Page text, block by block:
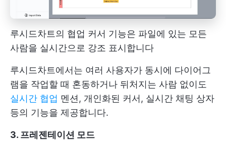
루시드차트의 협업 커서 기능은 파일에 있는 모든
사람을 실시간으로 강조 표시합니다
루시드차트에서는 여러 사용자가 동시에 다이어그
램을 작업할 때 혼동하거나 뒤처지는 사람 없이도
실시간 협업 멘션, 개인화된 커서, 실시간 채팅 상자
등의 기능을 제공합니다.
3. 프레젠테이션 모드